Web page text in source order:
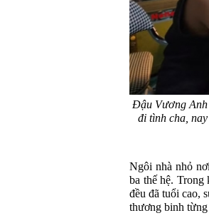
Đậu Vương Anh
đi tình cha,
Ngôi nhà nhỏ
ba thế hệ.
đều đã tuổi cao,
thương binh